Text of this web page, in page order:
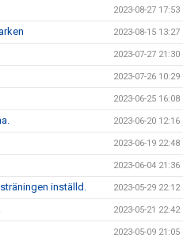
2023-08-27 17:53
2023-08-15 13:27
2023-07-27 21:30
2023-07-26 10:29
2023-06-25 16:08
2023-06-20 12:16
2023-06-19 22:48
2023-06-04 21:36
inställd. 2023-05-29 22:12
2023-05-21 22:42
2023-05-09 21:05